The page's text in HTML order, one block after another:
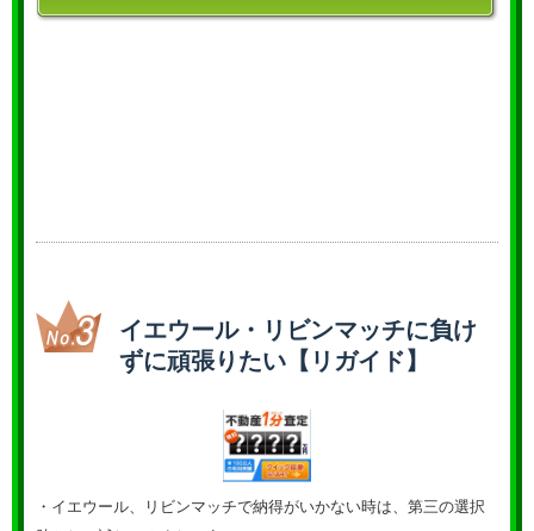
イエウール・リビンマッチに負け
ずに頑張りたい【リガイド】
・イエウール、リビンマッチで納得がいかない時は、第三の選択